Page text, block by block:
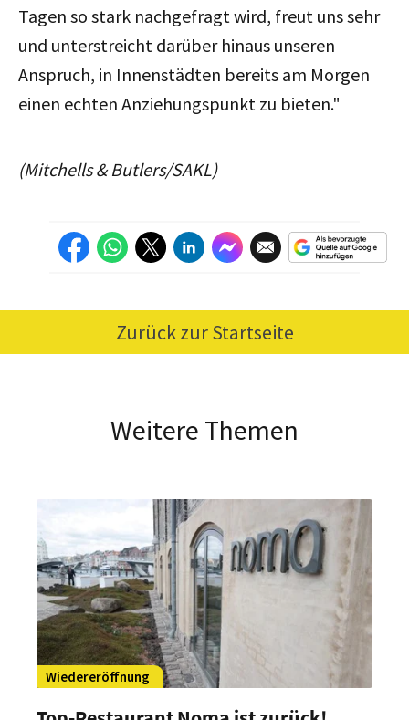
Tagen so stark nachgefragt wird, freut uns sehr
und unterstreicht darüber hinaus unseren
Anspruch, in Innenstädten bereits am Morgen
einen echten Anziehungspunkt zu bieten."
(Mitchells & Butlers/SAKL)
Zurück zur Startseite
Weitere Themen
Wiedereröffnung